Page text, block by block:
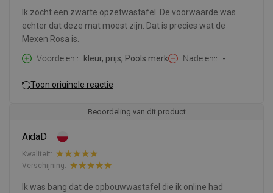
Ik zocht een zwarte opzetwastafel. De voorwaarde was
echter dat deze mat moest zijn. Dat is precies wat de
Mexen Rosa is.
Voordelen:
kleur, prijs, Pools merk Nadelen: -
Toon originele reactie
Beoordeling van dit product
AidaD
Kwaliteit:
Verschijning:
Ik was bang dat de opbouwwastafel die ik online had